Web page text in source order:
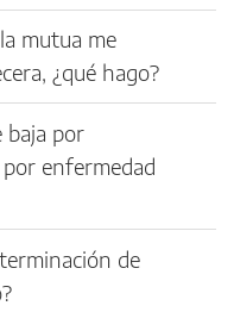
mutua me
¿qué hago?
baja por
enfermedad
de